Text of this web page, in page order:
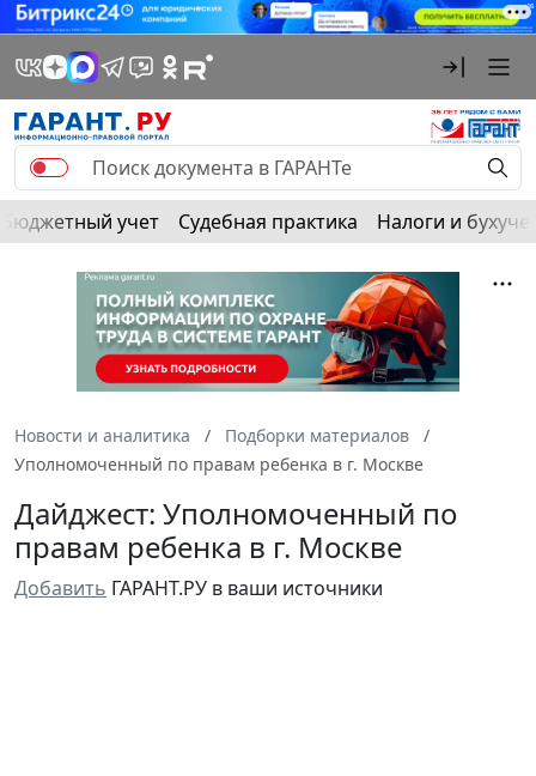
Бюджетный учет Судебная практика Налоги и
Новости и аналитика
Подборки материалов
Уполномоченный по правам ребенка в г. Москве
Дайджест: Уполномоченный по
правам ребенка в г. Москве
Добавить ГАРАНТ.РУ в ваши источники